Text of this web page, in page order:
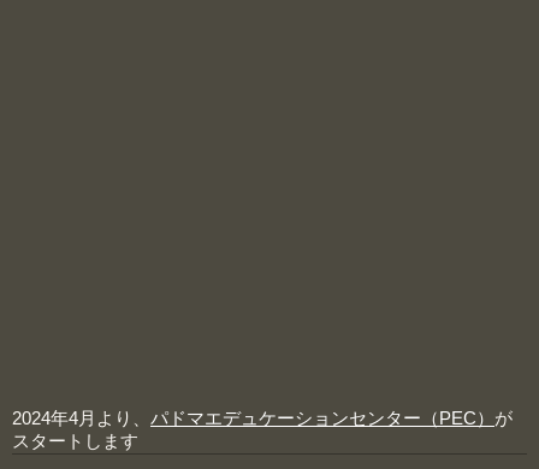
2024年4月より、 パドマエデュケーションセンター（PEC） が
スタートします